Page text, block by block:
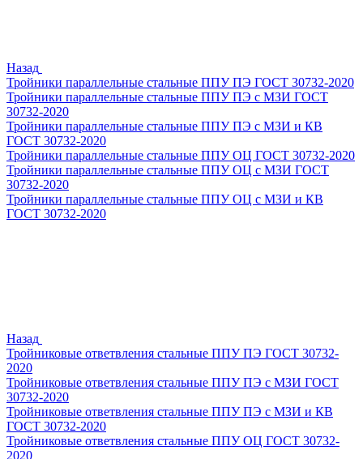
Назад
Тройники параллельные стальные ППУ ПЭ ГОСТ 30732-2020
Тройники параллельные стальные ППУ ПЭ с МЗИ ГОСТ
30732-2020
Тройники параллельные стальные ППУ ПЭ с МЗИ и КВ
ГОСТ 30732-2020
Тройники параллельные стальные ППУ ОЦ ГОСТ 30732-2020
Тройники параллельные стальные ППУ ОЦ с МЗИ ГОСТ
30732-2020
Тройники параллельные стальные ППУ ОЦ с МЗИ и КВ
ГОСТ 30732-2020
Назад
Тройниковые ответвления стальные ППУ ПЭ ГОСТ 30732-
2020
Тройниковые ответвления стальные ППУ ПЭ с МЗИ ГОСТ
30732-2020
Тройниковые ответвления стальные ППУ ПЭ с МЗИ и КВ
ГОСТ 30732-2020
Тройниковые ответвления стальные ППУ ОЦ ГОСТ 30732-
2020